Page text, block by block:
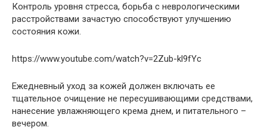
Контроль уровня стресса, борьба с неврологическими
расстройствами зачастую способствуют улучшению
состояния кожи.
https://www.youtube.com/watch?v=2Zub-kl9fYc
Ежедневный уход за кожей должен включать ее
тщательное очищение не пересушивающими средствами,
нанесение увлажняющего крема днем, и питательного –
вечером.